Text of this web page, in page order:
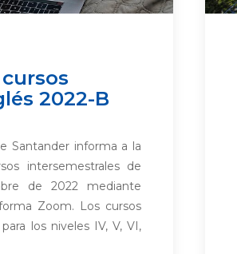
2022-B
Santander informa a la
intersemestrales de
de 2022 mediante
Zoom. Los cursos
los niveles IV, V, VI,